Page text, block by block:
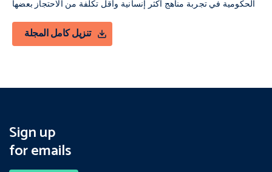
الحكومية في تجربة مناهج أكثر إنسانية وأقل تكلفة من الاحتجاز بعضها
تنزيل كامل المجلة
Sign up
for emails